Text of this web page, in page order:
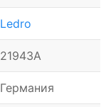
Ledro
21943A
Германия